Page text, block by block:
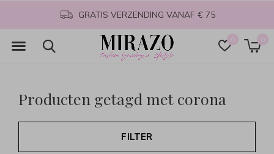
0 0
GRATIS VERZENDING VANAF € 75
Producten getagd met corona
FILTER